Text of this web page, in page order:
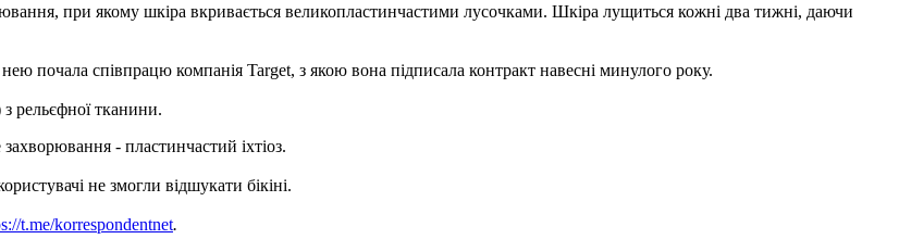
при якому шкіра вкривається великопластинчастими лусочками. Шкіра лущиться кожні два тижні, даючи
почала співпрацю компанія Target, з якою вона підписала контракт навесні минулого року.
рельєфної тканини.
- пластинчастий іхтіоз.
не змогли відшукати бікіні.
t.me/korrespondentnet.